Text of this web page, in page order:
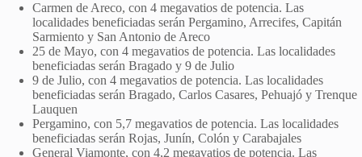
Carmen de Areco, con 4 megavatios de potencia. Las
localidades beneficiadas serán Pergamino, Arrecifes, Capitán
Sarmiento y San Antonio de Areco
25 de Mayo, con 4 megavatios de potencia. Las localidades
beneficiadas serán Bragado y 9 de Julio
9 de Julio, con 4 megavatios de potencia. Las localidades
beneficiadas serán Bragado, Carlos Casares, Pehuajó y Trenque
Lauquen
Pergamino, con 5,7 megavatios de potencia. Las localidades
beneficiadas serán Rojas, Junín, Colón y Carabajales
General Viamonte, con 4,2 megavatios de potencia. Las